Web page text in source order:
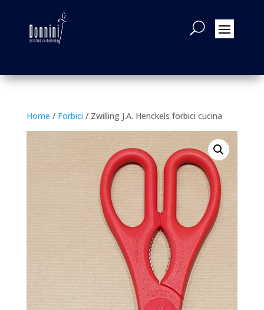
Home / Forbici / Zwilling J.A. Henckels forbici cucina